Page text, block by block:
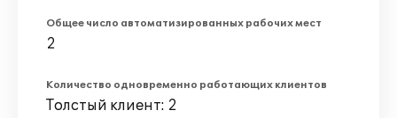
Общее число автоматизированных рабочих мест
2
Количество одновременно работающих клиентов
Толстый клиент: 2